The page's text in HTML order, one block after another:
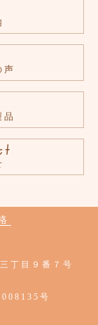
声
品
丁目９番７号
号